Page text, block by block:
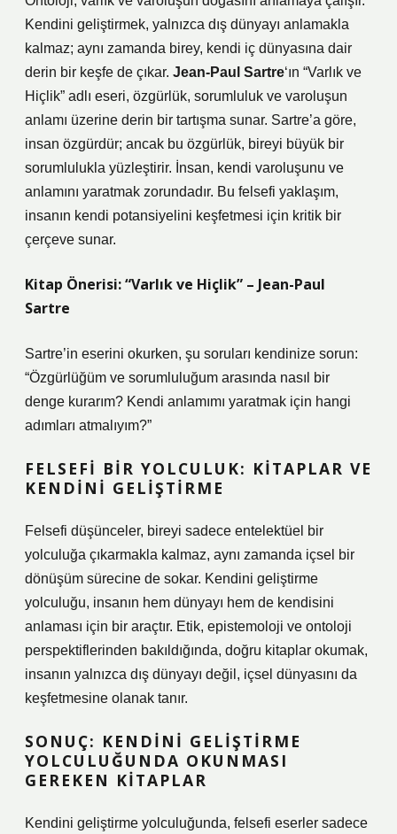
Kendini geliştirmek, yalnızca dış dünyayı anlamakla
kalmaz; aynı zamanda birey, kendi iç dünyasına dair
derin bir keşfe de çıkar. Jean-Paul Sartre‘ın “Varlık ve
Hiçlik” adlı eseri, özgürlük, sorumluluk ve varoluşun
anlamı üzerine derin bir tartışma sunar. Sartre’a göre,
insan özgürdür; ancak bu özgürlük, bireyi büyük bir
sorumlulukla yüzleştirir. İnsan, kendi varoluşunu ve
anlamını yaratmak zorundadır. Bu felsefi yaklaşım,
insanın kendi potansiyelini keşfetmesi için kritik bir
çerçeve sunar.
Kitap Önerisi: “Varlık ve Hiçlik” – Jean-Paul
Sartre
Sartre’in eserini okurken, şu soruları kendinize sorun:
“Özgürlüğüm ve sorumluluğum arasında nasıl bir
denge kurarım? Kendi anlamımı yaratmak için hangi
adımları atmalıyım?”
FELSEFI BIR YOLCULUK: KITAPLAR VE
KENDINI GELIŞTIRME
Felsefi düşünceler, bireyi sadece entelektüel bir
yolculuğa çıkarmakla kalmaz, aynı zamanda içsel bir
dönüşüm sürecine de sokar. Kendini geliştirme
yolculuğu, insanın hem dünyayı hem de kendisini
anlaması için bir araçtır. Etik, epistemoloji ve ontoloji
perspektiflerinden bakıldığında, doğru kitaplar okumak,
insanın yalnızca dış dünyayı değil, içsel dünyasını da
keşfetmesine olanak tanır.
SONUÇ: KENDINI GELIŞTIRME
YOLCULUĞUNDA OKUNMASI
GEREKEN KITAPLAR
Kendini geliştirme yolculuğunda, felsefi eserler sadece